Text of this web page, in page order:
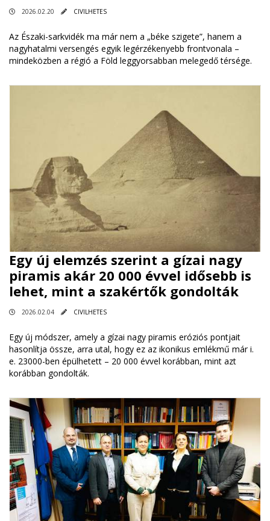
2026.02.20 CIVILHETES
Az Északi-sarkvidék ma már nem a „béke szigete”, hanem a
nagyhatalmi versengés egyik legérzékenyebb frontvonala –
mindeközben a régió a Föld leggyorsabban melegedő térsége.
Egy új elemzés szerint a gízai nagy
piramis akár 20 000 évvel idősebb is
lehet, mint a szakértők gondolták
2026.02.04 CIVILHETES
Egy új módszer, amely a gízai nagy piramis eróziós pontjait
hasonlítja össze, arra utal, hogy ez az ikonikus emlékmű már i.
e. 23000-ben épülhetett – 20 000 évvel korábban, mint azt
korábban gondolták.